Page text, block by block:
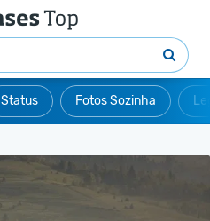
Status Fotos Sozinha